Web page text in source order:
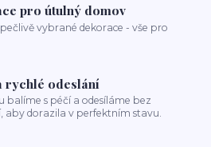
pro útulný domov
vybrané dekorace - vše pro
rychlé odeslání
balíme s péčí a odesíláme bez
aby dorazila v perfektním stavu.